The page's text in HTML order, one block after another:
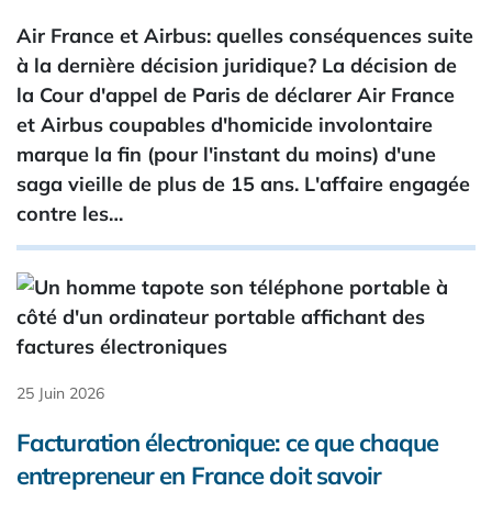
Air France et Airbus: quelles conséquences suite
à la dernière décision juridique? La décision de
la Cour d'appel de Paris de déclarer Air France
et Airbus coupables d'homicide involontaire
marque la fin (pour l'instant du moins) d'une
saga vieille de plus de 15 ans. L'affaire engagée
contre les…
25 Juin 2026
Facturation électronique: ce que chaque
entrepreneur en France doit savoir